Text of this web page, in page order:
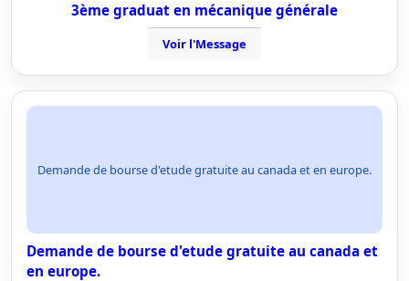
3ème graduat en mécanique générale
Voir l'Message
Demande de bourse d'etude gratuite au canada et en europe.
Demande de bourse d'etude gratuite au canada et
en europe.